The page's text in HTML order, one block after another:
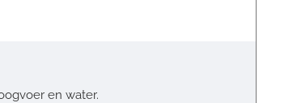
en water.